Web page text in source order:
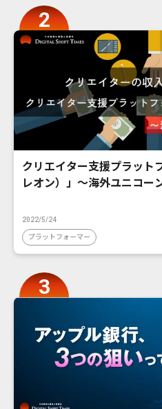
クリエイター支援プラット
レオン）」〜海外ユニコー
2022/5/24
プラットフォーマー